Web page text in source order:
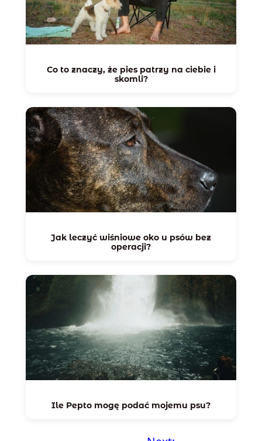
Co to znaczy, że pies patrzy na ciebie i
skomli?
Jak leczyć wiśniowe oko u psów bez
operacji?
Ile Pepto mogę podać mojemu psu?